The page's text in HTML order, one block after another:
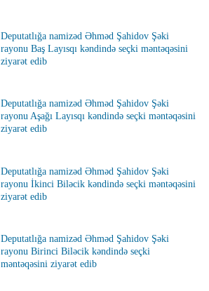
Deputatlığa namizəd Əhməd Şahidov Şəki
rayonu Baş Layısqı kəndində seçki məntəqəsini
ziyarət edib
Deputatlığa namizəd Əhməd Şahidov Şəki
rayonu Aşağı Layısqı kəndində seçki məntəqəsini
ziyarət edib
Deputatlığa namizəd Əhməd Şahidov Şəki
rayonu İkinci Biləcik kəndində seçki məntəqəsini
ziyarət edib
Deputatlığa namizəd Əhməd Şahidov Şəki
rayonu Birinci Biləcik kəndində seçki
məntəqəsini ziyarət edib